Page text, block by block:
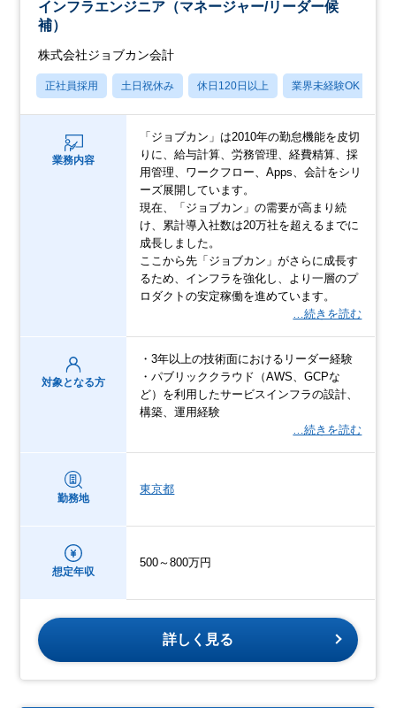
インフラエンジニア（マネージャー/リーダー候
補）
株式会社ジョブカン会計
正社員採用 土日祝休み 休日120日以上 業界未経験OK
業務内容
「ジョブカン」は2010年の勤怠機能を皮切
りに、給与計算、労務管理、経費精算、採
用管理、ワークフロー、Apps、会計をシリ
ーズ展開しています。
現在、「ジョブカン」の需要が高まり続
け、累計導入社数は20万社を超えるまでに
成長しました。
ここから先「ジョブカン」がさらに成長す
るため、インフラを強化し、より一層のプ
ロダクトの安定稼働を進めています。
…続きを読む
対象となる方
・3年以上の技術面におけるリーダー経験
・パブリッククラウド（AWS、GCPな
ど）を利用したサービスインフラの設計、
構築、運用経験
…続きを読む
勤務地
東京都
想定年収
500～800万円
詳しく見る